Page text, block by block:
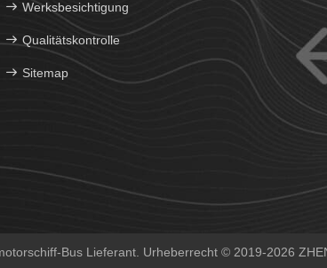
Werksbesichtigung
Qualitätskontrolle
Sitemap
Bus Lieferant. Urheberrecht © 2019-2026